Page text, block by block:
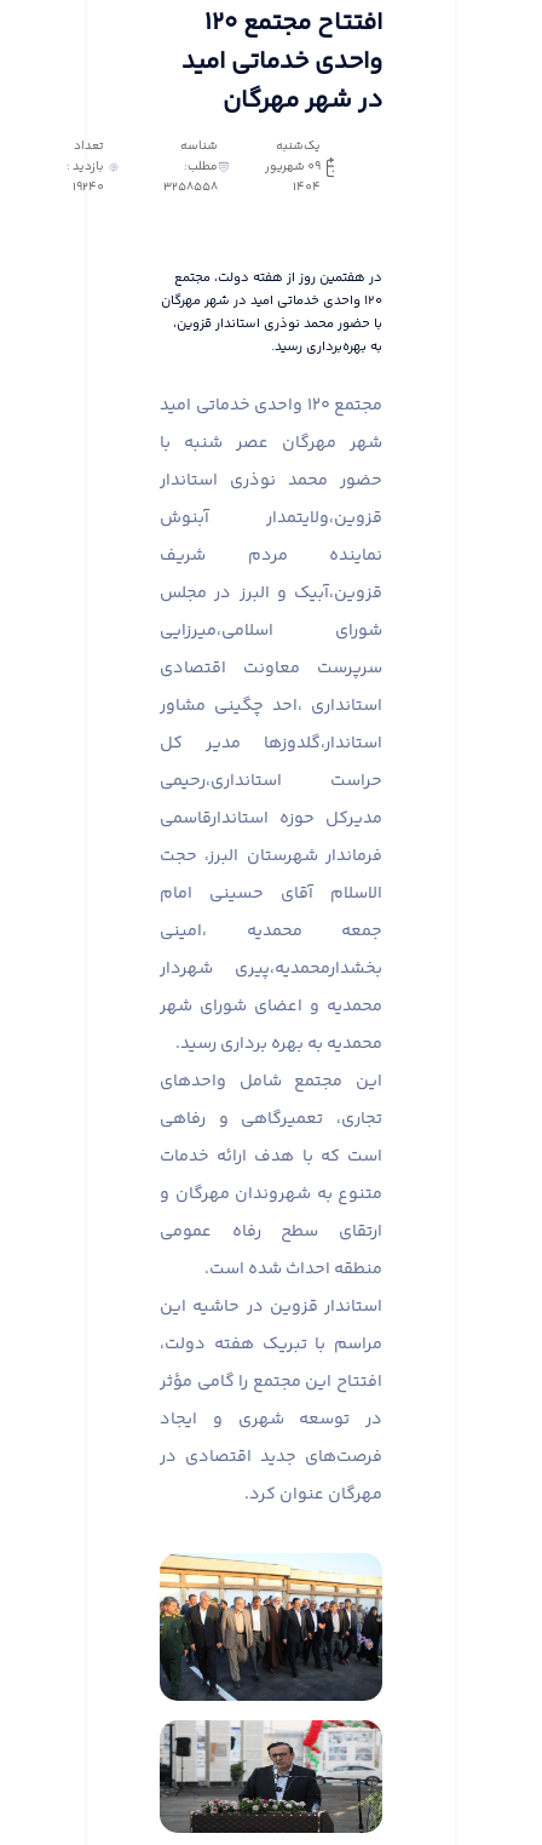
افتتاح مجتمع ۱۲۰
واحدی خدماتی امید
در شهر مهرگان
یک‌شنبه
09 شهریور
1404
شناسه
مطلب:
3258558
تعداد
بازدید :
19240
در هفتمین روز از هفته دولت، مجتمع
۱۲۰ واحدی خدماتی امید در شهر مهرگان
با حضور محمد نوذری استاندار قزوین،
به بهره‌برداری رسید.
مجتمع ۱۲۰ واحدی خدماتی امید
شهر مهرگان عصر شنبه با
حضور محمد نوذری استاندار
قزوین،ولایتمدار آبنوش
نماینده مردم شریف
قزوین،آبیک و البرز در مجلس
شورای اسلامی،میرزایی
سرپرست معاونت اقتصادی
استانداری ،احد چگینی مشاور
استاندار،گلدوزها مدیر کل
حراست استانداری،رحیمی
مدیرکل حوزه استاندارقاسمی
فرماندار شهرستان البرز، حجت
الاسلام آقای حسینی امام
جمعه محمدیه ،امینی
بخشدارمحمدیه،پیری شهردار
محمدیه و اعضای شورای شهر
محمدیه به بهره برداری رسید.
این مجتمع شامل واحدهای
تجاری، تعمیرگاهی و رفاهی
است که با هدف ارائه خدمات
متنوع به شهروندان مهرگان و
ارتقای سطح رفاه عمومی
منطقه احداث شده است.
استاندار قزوین در حاشیه این
مراسم با تبریک هفته دولت،
افتتاح این مجتمع را گامی مؤثر
در توسعه شهری و ایجاد
فرصت‌های جدید اقتصادی در
مهرگان عنوان کرد.